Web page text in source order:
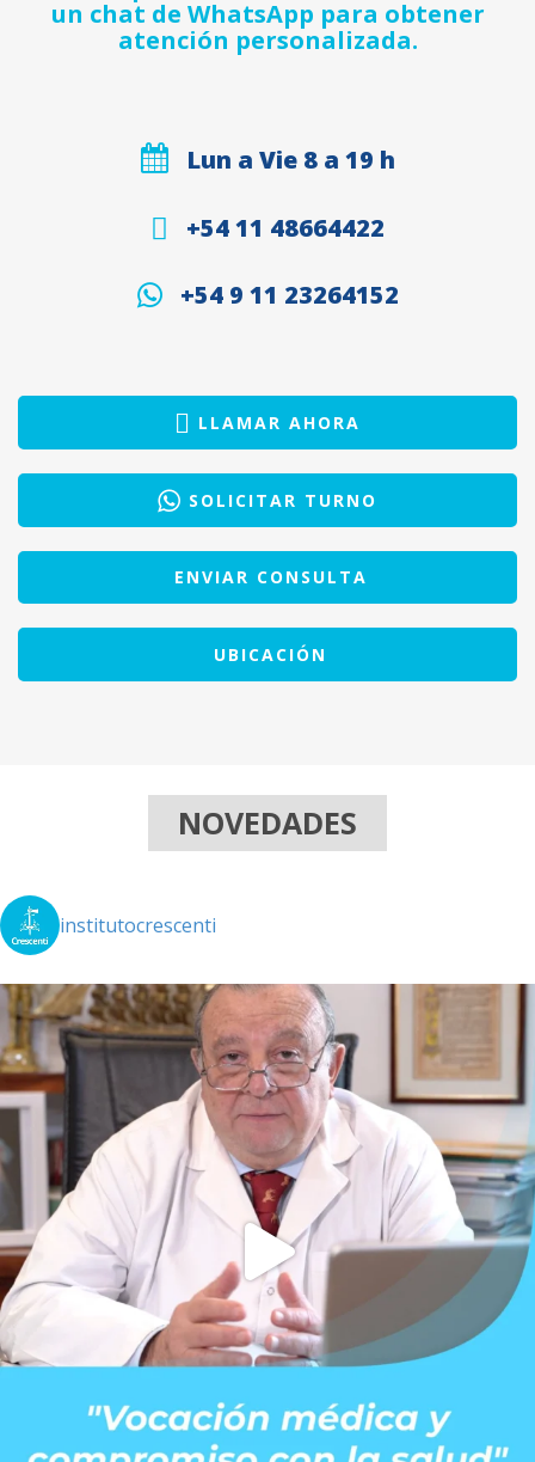
un chat de WhatsApp para obtener
atención personalizada.
Lun a Vie 8 a 19 h
+54 11 48664422
+54 9 11 23264152
LLAMAR AHORA
SOLICITAR TURNO
ENVIAR CONSULTA
UBICACIÓN
NOVEDADES
institutocrescenti